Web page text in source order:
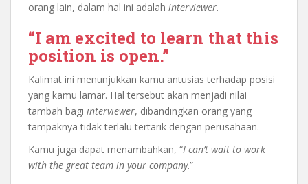
orang lain, dalam hal ini adalah interviewer.
“I am excited to learn that this
position is open.”
Kalimat ini menunjukkan kamu antusias terhadap posisi
yang kamu lamar. Hal tersebut akan menjadi nilai
tambah bagi interviewer, dibandingkan orang yang
tampaknya tidak terlalu tertarik dengan perusahaan.
Kamu juga dapat menambahkan, “I can’t wait to work
with the great team in your company.”